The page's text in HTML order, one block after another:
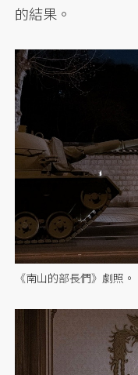
的結果。
《南山的部長們》劇照。